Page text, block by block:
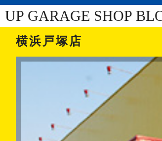
UP GARAGE SHOP
横浜戸塚店